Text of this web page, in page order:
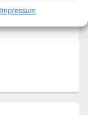
Impressum